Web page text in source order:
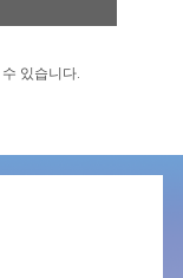
있습니다.